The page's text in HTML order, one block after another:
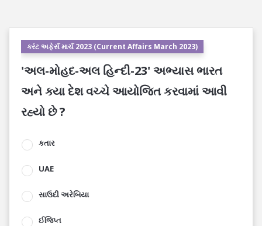
કરંટ અફેર્સ માર્ચ 2023 (Current Affairs March 2023)
'અલ-મોહદ-અલ હિન્દી-23' અભ્યાસ ભારત
અને ક્યા દેશ વચ્ચે આયોજિત કરવામાં આવી
રહ્યો છે ?
કતાર
UAE
સાઉદી અરેબિયા
ઈજિપ્ત